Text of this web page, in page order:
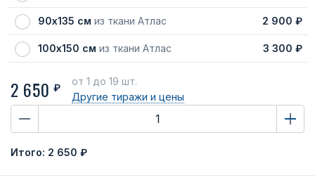
90х135 см из ткани Атлас 2 900 ₽
100х150 см из ткани Атлас 3 300 ₽
2 650 ₽
от 1 до 19 шт.
Другие тиражи и цены
Итого: 2 650 ₽